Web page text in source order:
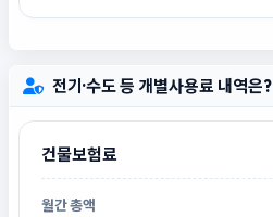
전기·수도 등 개별사용료 내역은?
건물보험료